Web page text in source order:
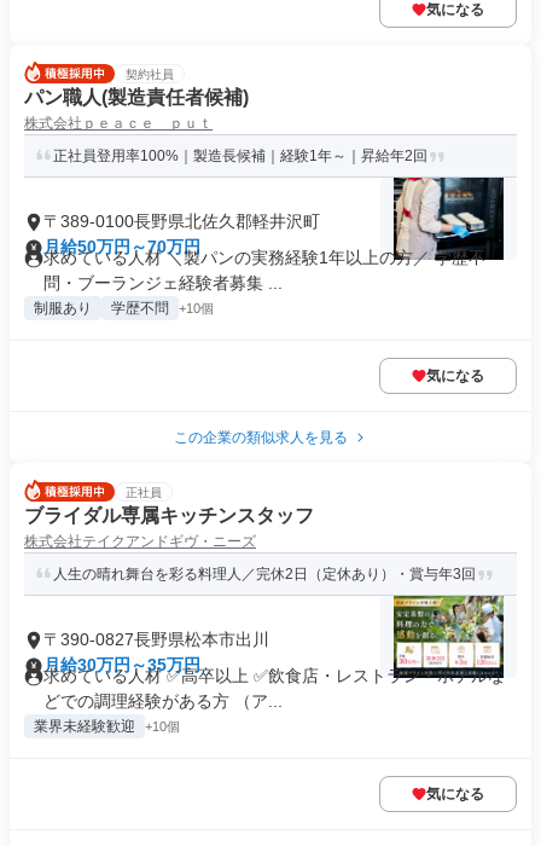
気になる
契約社員
パン職人(製造責任者候補)
株式会社ｐｅａｃｅ ｐｕｔ
正社員登用率100%｜製造長候補｜経験1年～｜昇給年2回
〒389-0100長野県北佐久郡軽井沢町
月給50万円～70万円
求めている人材 ＼製パンの実務経験1年以上の方／ 学歴不
問・ブーランジェ経験者募集 ...
制服あり 学歴不問 +10個
気になる
この企業の類似求人を見る
正社員
ブライダル専属キッチンスタッフ
株式会社テイクアンドギヴ・ニーズ
人生の晴れ舞台を彩る料理人／完休2日（定休あり）・賞与年3回
〒390-0827長野県松本市出川
月給30万円～35万円
求めている人材 ✅高卒以上 ✅飲食店・レストラン・ホテルな
どでの調理経験がある方 （ア...
業界未経験歓迎 +10個
気になる